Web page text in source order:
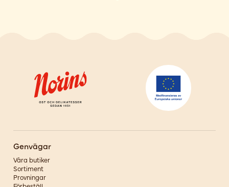
Genvägar
Våra butiker
Sortiment
Provningar